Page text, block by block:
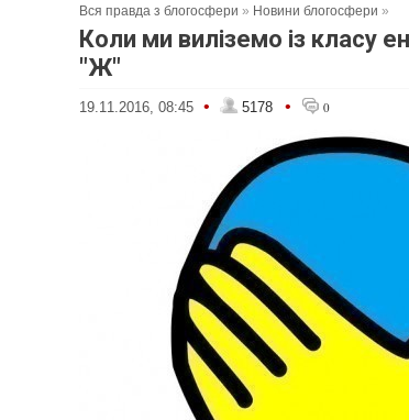
Вся правда з блогосфери » Новини блогосфери »
Коли ми виліземо із класу
"Ж"
19.11.2016, 08:45 • 5178 • 0